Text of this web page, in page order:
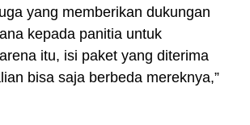
yang memberikan dukungan
kepada panitia untuk
itu, isi paket yang diterima
bisa saja berbeda mereknya,”